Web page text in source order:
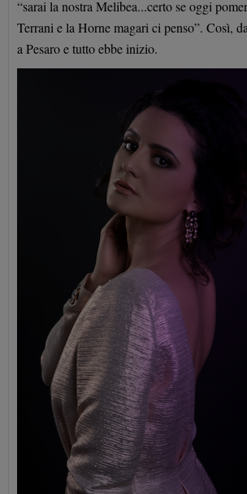
“sarai la nostra Melibea...certo se oggi
Terrani e la Horne magari ci penso”. Così,
a Pesaro e tutto ebbe inizio.